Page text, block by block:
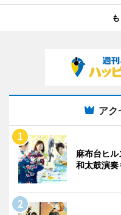
アク
麻布台ヒ
和太鼓演奏